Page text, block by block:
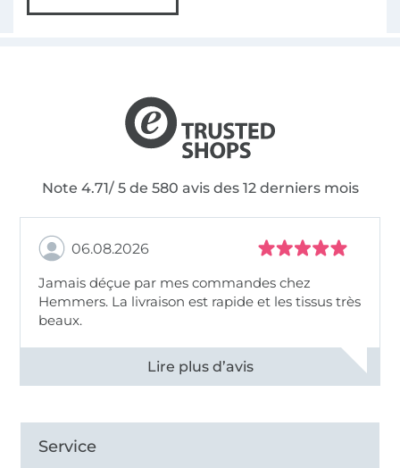
Note 4.71/ 5 de 580 avis des 12 derniers mois
06.08.2026
Jamais déçue par mes commandes chez
Hemmers. La livraison est rapide et les tissus très
beaux.
Voir tous les 11496 commentaires
Service